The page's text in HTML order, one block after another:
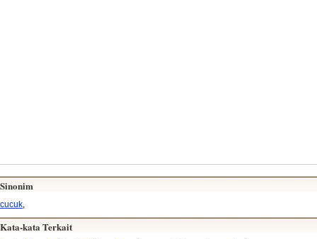
Sinonim
cucuk
Kata-kata Terkait